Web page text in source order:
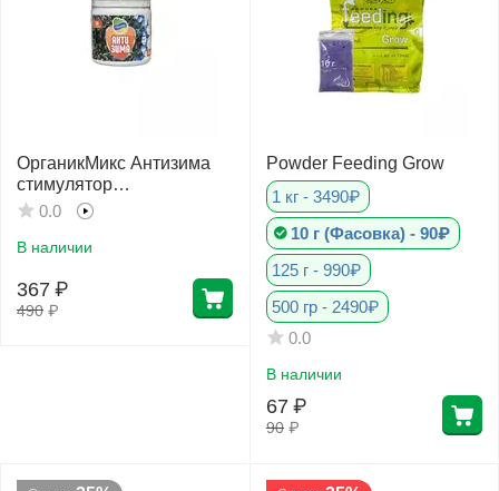
ОрганикМикс Антизима
стимулятор
морозостойкости 24 г
0.0
В наличии
490 ₽
367 ₽
Powder Feeding Grow
1 кг - 3490₽
10 г (Фасовка) - 90₽
125 г - 990₽
500 гр - 2490₽
0.0
В наличии
90 ₽
67 ₽